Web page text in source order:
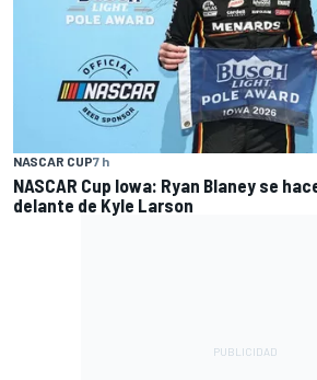
NASCAR CUP7 h
NASCAR Cup Iowa: Ryan Blaney se
delante de Kyle Larson